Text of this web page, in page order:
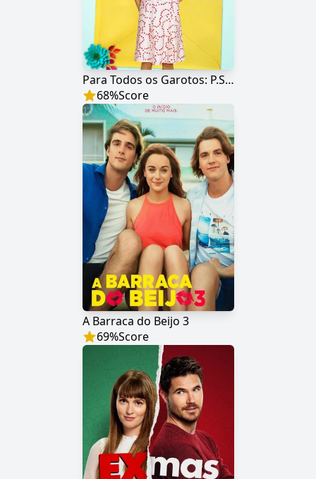
Para Todos os Garotos: P.S. Ainda Amo Você
68%Score
A Barraca do Beijo 3
69%Score